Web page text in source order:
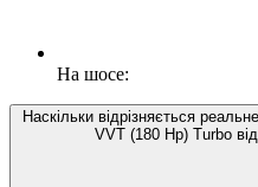
На шосе:
Наскільки відрізняється
VVT (180 Hp) Turbo